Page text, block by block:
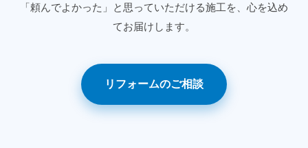
「頼んでよかった」と思っていただける施工を、心を込め
てお届けします。
リフォームのご相談